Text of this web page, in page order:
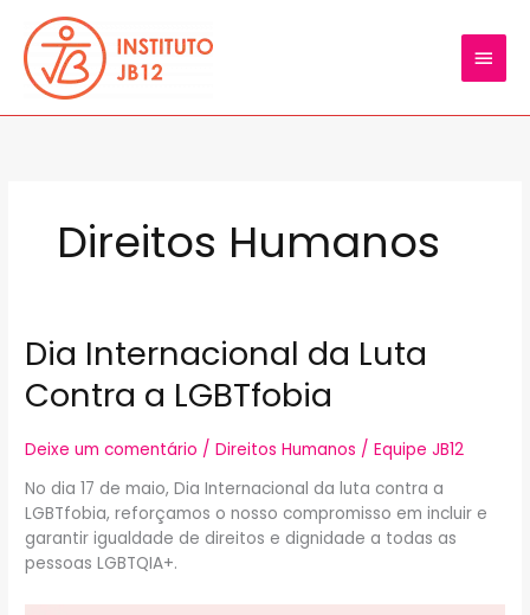
para
conteúdo
MENU
Direitos Humanos
Dia Internacional da Luta
Contra a LGBTfobia
Deixe um comentário /Direitos Humanos /Equipe JB12
No dia 17 de maio, Dia Internacional da luta contra a
LGBTfobia, reforçamos o nosso compromisso em incluir e
garantir igualdade de direitos e dignidade a todas as
pessoas LGBTQIA+.
Dia
Internacional
da
Contra
LGBTfobia